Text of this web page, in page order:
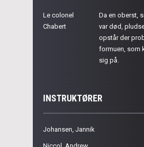
Le colonel
Chabert
Da en oberst,
var død,
opstår der
formuen, som
sig på.
INSTRUKTØRER
Johansen, Jannik